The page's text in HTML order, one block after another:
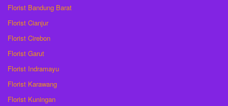
Florist Bandung Barat
Florist Cianjur
Florist Cirebon
Florist Garut
Florist Indramayu
Florist Karawang
Florist Kuningan